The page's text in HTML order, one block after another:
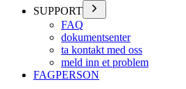
SUPPORT
FAQ
dokumentsenter
ta kontakt med oss
meld inn et problem
FAGPERSON